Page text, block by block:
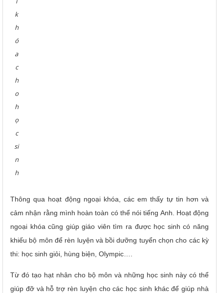
k
h
ó
a
c
h
o
h
ọ
c
si
n
h
Thông qua hoạt động ngoại khóa, các em thấy tự tin hơn và
cảm nhận rằng mình hoàn toàn có thể nói tiếng Anh. Hoạt động
ngoại khóa cũng giúp giáo viên tìm ra được học sinh có năng
khiếu bộ môn để rèn luyện và bồi dưỡng tuyển chọn cho các kỳ
thi: học sinh giỏi, hùng biện, Olympic….
Từ đó tạo hạt nhân cho bộ môn và những học sinh này có thể
giúp đỡ và hỗ trợ rèn luyện cho các học sinh khác để giúp nhà